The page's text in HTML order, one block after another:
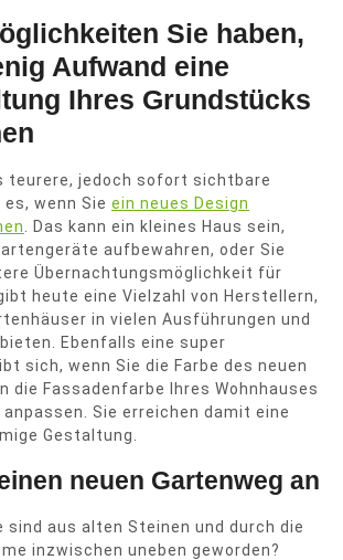
Sie haben,
Aufwand eine
Ihres Grundstücks
teurere, jedoch sofort sichtbare
wenn Sie ein neues Design
. Das kann ein kleines Haus sein,
aufbewahren, oder Sie
Übernachtungsmöglichkeit für
heute eine Vielzahl von Herstellern,
in vielen Ausführungen und
Ebenfalls eine super
sich, wenn Sie die Farbe des neuen
die Fassadenfarbe Ihres Wohnhauses
Sie erreichen damit eine
Gestaltung.
neuen Gartenweg an
sind aus alten Steinen und durch die
inzwischen uneben geworden?